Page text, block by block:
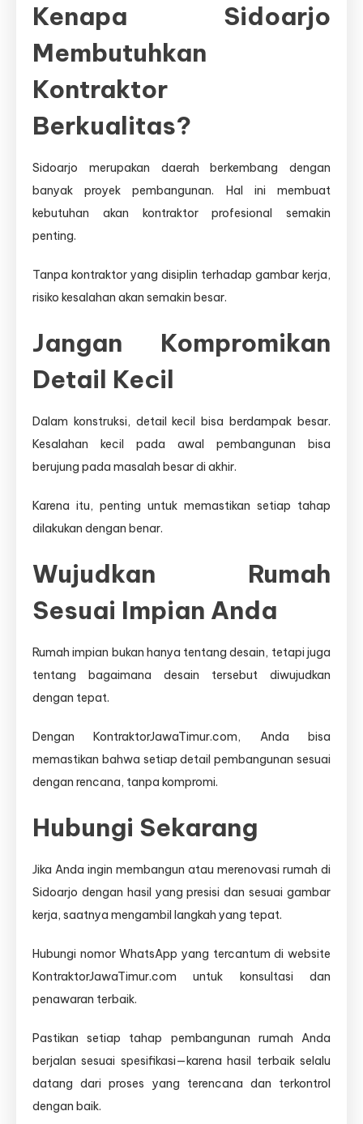
Kenapa Sidoarjo
Membutuhkan
Kontraktor
Berkualitas?
Sidoarjo merupakan daerah berkembang dengan
banyak proyek pembangunan. Hal ini membuat
kebutuhan akan kontraktor profesional semakin
penting.
Tanpa kontraktor yang disiplin terhadap gambar kerja,
risiko kesalahan akan semakin besar.
Jangan Kompromikan
Detail Kecil
Dalam konstruksi, detail kecil bisa berdampak besar.
Kesalahan kecil pada awal pembangunan bisa
berujung pada masalah besar di akhir.
Karena itu, penting untuk memastikan setiap tahap
dilakukan dengan benar.
Wujudkan Rumah
Sesuai Impian Anda
Rumah impian bukan hanya tentang desain, tetapi juga
tentang bagaimana desain tersebut diwujudkan
dengan tepat.
Dengan KontraktorJawaTimur.com, Anda bisa
memastikan bahwa setiap detail pembangunan sesuai
dengan rencana, tanpa kompromi.
Hubungi Sekarang
Jika Anda ingin membangun atau merenovasi rumah di
Sidoarjo dengan hasil yang presisi dan sesuai gambar
kerja, saatnya mengambil langkah yang tepat.
Hubungi nomor WhatsApp yang tercantum di website
KontraktorJawaTimur.com untuk konsultasi dan
penawaran terbaik.
Pastikan setiap tahap pembangunan rumah Anda
berjalan sesuai spesifikasi—karena hasil terbaik selalu
datang dari proses yang terencana dan terkontrol
dengan baik.